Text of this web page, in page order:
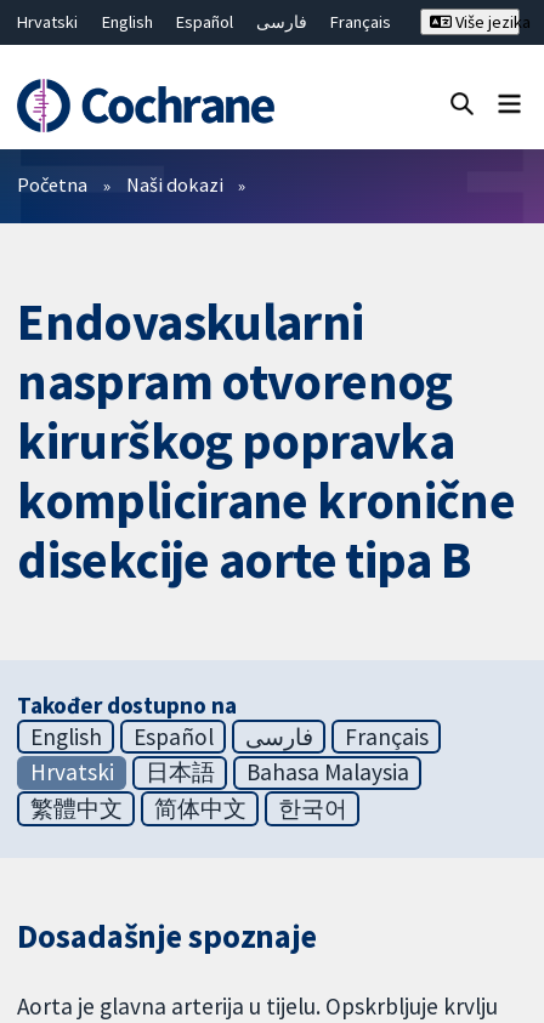
Hrvatski English Español فارسی
Français
繁體中文
简体中文
Više jezika
Prečistači
Početna Naši dokazi
Endovaskularni
naspram otvorenog
kirurškog popravka
komplicirane kronične
disekcije aorte tipa B
Također dostupno na
English
Español فارسی
Français
Hrvatski
日本語
Bahasa Malaysia
繁體中文
简体中文 한국어
Dosadašnje spoznaje
Aorta je glavna arterija u tijelu. Opskrbljuje krvlju